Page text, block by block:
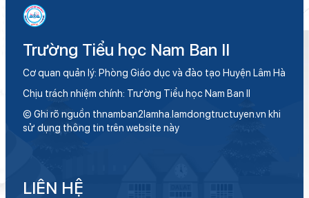
Trường Tiểu học Nam Ban II
Cơ quan quản lý: Phòng Giáo dục và đào tạo Huyện Lâm Hà
Chịu trách nhiệm chính: Trường Tiểu học Nam Ban II
© Ghi rõ nguồn thnamban2lamha.lamdongtructuyen.vn khi
sử dụng thông tin trên website này
LIÊN HỆ